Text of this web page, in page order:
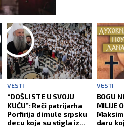
VESTI
“DOŠLI STE U SVOJU
KUĆU”: Reči patrijarha
Porfirija dirnule srpsku
decu koja su stigla iz
VESTI
BOGU
MILIJE
daru